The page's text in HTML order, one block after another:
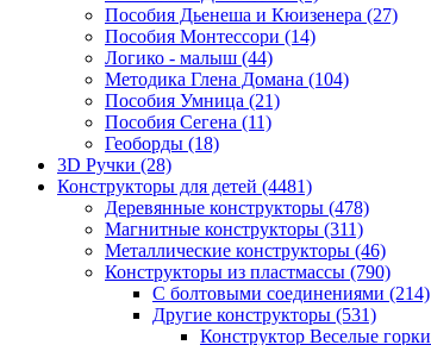
Пособия Дьенеша и Кюизенера (27)
Пособия Монтессори (14)
Логико - малыш (44)
Методика Глена Домана (104)
Пособия Умница (21)
Пособия Сегена (11)
Геоборды (18)
3D Ручки (28)
Конструкторы для детей (4481)
Деревянные конструкторы (478)
Магнитные конструкторы (311)
Металлические конструкторы (46)
Конструкторы из пластмассы (790)
С болтовыми соединениями (214)
Другие конструкторы (531)
Конструктор Веселые горки